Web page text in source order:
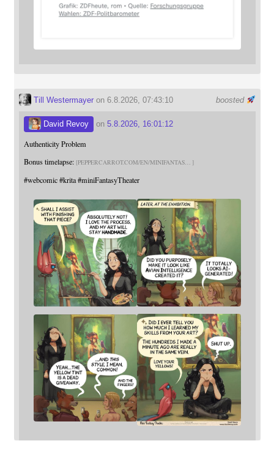
boosted
Till Westermayeron 6.8.2026, 07:43:10
David Revoy on 5.8.2026, 16:01:12
Authenticity Problem
Bonus timelapse: PEPPERCARROT.COM/EN/MINIFANTAS
#webcomic #krita #miniFantasyTheater